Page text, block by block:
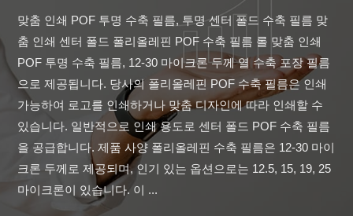
맞춤 인쇄 POF 투명 수축 필름, 투명 센터 폴드 수축 필름 맞
춤 인쇄 센터 폴드 폴리올레핀 POF 수축 필름 롤 맞춤 인쇄
POF 투명 수축 필름, 12-30 마이크론 두께 열 수축 포장 필름
으로 제공됩니다. 당사의 폴리올레핀 POF 수축 필름은 인쇄
가능하여 로고를 인쇄하거나 맞춤 디자인에 따라 인쇄할 수
있습니다. 일반적으로 인쇄 용도로 센터 폴드 POF 수축 필름
을 공급합니다. 제품 사양 폴리올레핀 수축 필름은 12-30 마이
크론 두께로 제공되며, 인기 있는 옵션으로는 12.5, 15, 19, 25
마이크론이 있습니다. 이 ...